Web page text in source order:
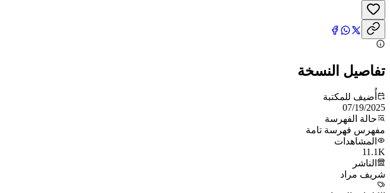
تفاصيل النسخة
أُضيف للمكتبة
07/19/2025
حالة الفهرسة
مفهرس فهرسة تامة
المشاهدات
11.1K
الناشر
شريف مراد